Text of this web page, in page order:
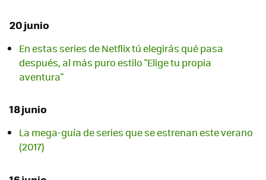
20 junio
En estas series de Netflix tú elegirás qué pasa
después, al más puro estilo "Elige tu propia
aventura"
18 junio
La mega-guía de series que se estrenan este verano
(2017)